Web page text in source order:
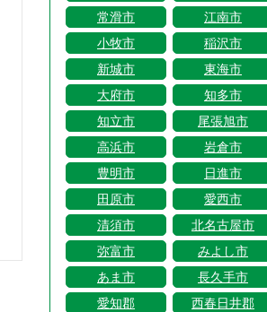
常滑市
江南市
小牧市
稲沢市
新城市
東海市
大府市
知多市
知立市
尾張旭市
高浜市
岩倉市
豊明市
日進市
田原市
愛西市
清須市
北名古屋市
弥富市
みよし市
あま市
長久手市
愛知郡
西春日井郡